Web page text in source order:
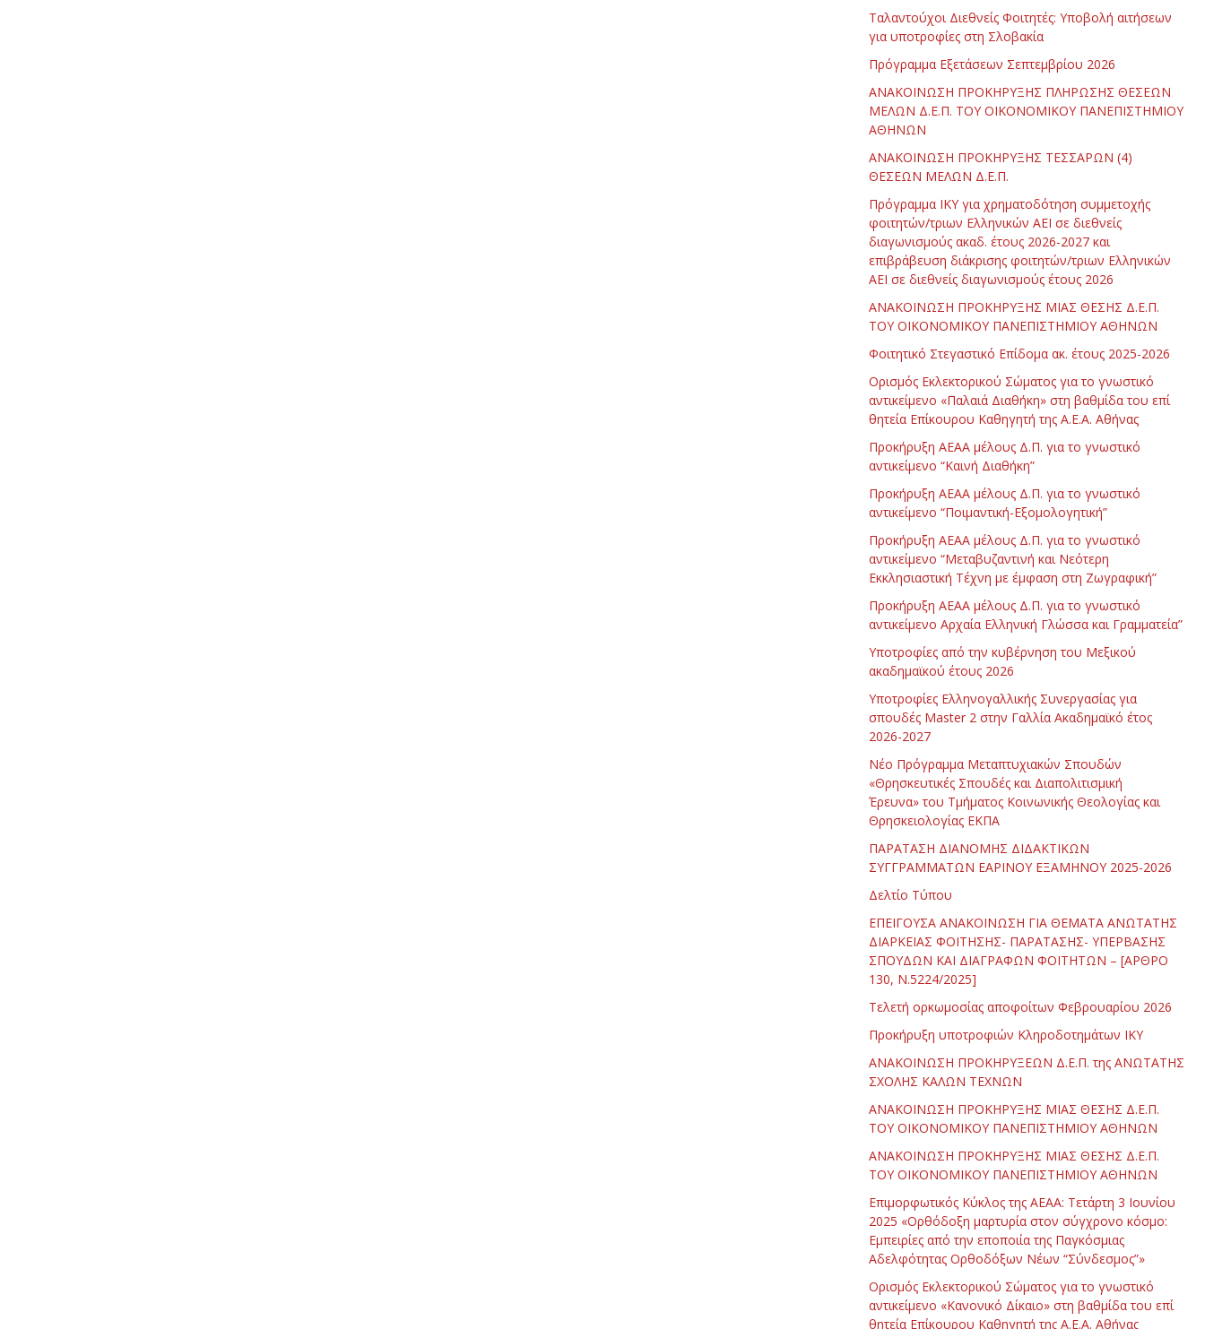
Ταλαντούχοι Διεθνείς Φοιτητές: Υποβολή αιτήσεων
για υποτροφίες στη Σλοβακία
Πρόγραμμα Εξετάσεων Σεπτεμβρίου 2026
ΑΝΑΚΟΙΝΩΣΗ ΠΡΟΚΗΡΥΞΗΣ ΠΛΗΡΩΣΗΣ ΘΕΣΕΩΝ
ΜΕΛΩΝ Δ.Ε.Π. ΤΟΥ ΟΙΚΟΝΟΜΙΚΟΥ ΠΑΝΕΠΙΣΤΗΜΙΟΥ
ΑΘΗΝΩΝ
ΑΝΑΚΟΙΝΩΣΗ ΠΡΟΚΗΡΥΞΗΣ ΤΕΣΣΑΡΩΝ (4)
ΘΕΣΕΩΝ ΜΕΛΩΝ Δ.Ε.Π.
Πρόγραμμα ΙΚΥ για χρηματοδότηση συμμετοχής
φοιτητών/τριων Ελληνικών ΑΕΙ σε διεθνείς
διαγωνισμούς ακαδ. έτους 2026-2027 και
επιβράβευση διάκρισης φοιτητών/τριων Ελληνικών
ΑΕΙ σε διεθνείς διαγωνισμούς έτους 2026
ΑΝΑΚΟΙΝΩΣΗ ΠΡΟΚΗΡΥΞΗΣ ΜΙΑΣ ΘΕΣΗΣ Δ.Ε.Π.
ΤΟΥ ΟΙΚΟΝΟΜΙΚΟΥ ΠΑΝΕΠΙΣΤΗΜΙΟΥ ΑΘΗΝΩΝ
Φοιτητικό Στεγαστικό Επίδομα ακ. έτους 2025-2026
Ορισμός Εκλεκτορικού Σώματος για το γνωστικό
αντικείμενο «Παλαιά Διαθήκη» στη βαθμίδα του επί
θητεία Επίκουρου Καθηγητή της Α.Ε.Α. Αθήνας
Προκήρυξη ΑΕΑΑ μέλους Δ.Π. για το γνωστικό
αντικείμενο “Καινή Διαθήκη”
Προκήρυξη ΑΕΑΑ μέλους Δ.Π. για το γνωστικό
αντικείμενο “Ποιμαντική-Εξομολογητική”
Προκήρυξη ΑΕΑΑ μέλους Δ.Π. για το γνωστικό
αντικείμενο “Μεταβυζαντινή και Νεότερη
Εκκλησιαστική Τέχνη με έμφαση στη Ζωγραφική”
Προκήρυξη ΑΕΑΑ μέλους Δ.Π. για το γνωστικό
αντικείμενο Αρχαία Ελληνική Γλώσσα και Γραμματεία”
Υποτροφίες από την κυβέρνηση του Μεξικού
ακαδημαϊκού έτους 2026
Υποτροφίες Ελληνογαλλικής Συνεργασίας για
σπουδές Master 2 στην Γαλλία Ακαδημαϊκό έτος
2026-2027
Νέο Πρόγραμμα Μεταπτυχιακών Σπουδών
«Θρησκευτικές Σπουδές και Διαπολιτισμική
Έρευνα» του Τμήματος Κοινωνικής Θεολογίας και
Θρησκειολογίας ΕΚΠΑ
ΠΑΡΑΤΑΣΗ ΔΙΑΝΟΜΗΣ ΔΙΔΑΚΤΙΚΩΝ
ΣΥΓΓΡΑΜΜΑΤΩΝ ΕΑΡΙΝΟΥ ΕΞΑΜΗΝΟΥ 2025-2026
Δελτίο Τύπου
ΕΠΕΙΓΟΥΣΑ ΑΝΑΚΟΙΝΩΣΗ ΓΙΑ ΘΕΜΑΤΑ ΑΝΩΤΑΤΗΣ
ΔΙΑΡΚΕΙΑΣ ΦΟΙΤΗΣΗΣ- ΠΑΡΑΤΑΣΗΣ- ΥΠΕΡΒΑΣΗΣ
ΣΠΟΥΔΩΝ ΚΑΙ ΔΙΑΓΡΑΦΩΝ ΦΟΙΤΗΤΩΝ – [ΑΡΘΡΟ
130, Ν.5224/2025]
Τελετή ορκωμοσίας αποφοίτων Φεβρουαρίου 2026
Προκήρυξη υποτροφιών Κληροδοτημάτων ΙΚΥ
ΑΝΑΚΟΙΝΩΣΗ ΠΡΟΚΗΡΥΞΕΩΝ Δ.Ε.Π. της ΑΝΩΤΑΤΗΣ
ΣΧΟΛΗΣ ΚΑΛΩΝ ΤΕΧΝΩΝ
ΑΝΑΚΟΙΝΩΣΗ ΠΡΟΚΗΡΥΞΗΣ ΜΙΑΣ ΘΕΣΗΣ Δ.Ε.Π.
ΤΟΥ ΟΙΚΟΝΟΜΙΚΟΥ ΠΑΝΕΠΙΣΤΗΜΙΟΥ ΑΘΗΝΩΝ
ΑΝΑΚΟΙΝΩΣΗ ΠΡΟΚΗΡΥΞΗΣ ΜΙΑΣ ΘΕΣΗΣ Δ.Ε.Π.
ΤΟΥ ΟΙΚΟΝΟΜΙΚΟΥ ΠΑΝΕΠΙΣΤΗΜΙΟΥ ΑΘΗΝΩΝ
Επιμορφωτικός Κύκλος της ΑΕΑΑ: Τετάρτη 3 Ιουνίου
2025 «Ορθόδοξη μαρτυρία στον σύγχρονο κόσμο:
Εμπειρίες από την εποποιία της Παγκόσμιας
Αδελφότητας Ορθοδόξων Νέων “Σύνδεσμος”»
Ορισμός Εκλεκτορικού Σώματος για το γνωστικό
αντικείμενο «Κανονικό Δίκαιο» στη βαθμίδα του επί
θητεία Επίκουρου Καθηγητή της Α.Ε.Α. Αθήνας